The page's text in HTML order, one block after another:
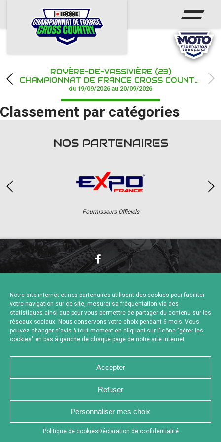
Notre site internet et nos partenaires utilisent des cookies pour faciliter
votre navigation sur ce site, mesurer sa fréquentation via des
statistiques ainsi que pour vous permettre de partager du contenu sur les
réseaux sociaux. Nous conservons votre choix pendant 6 mois. Vous
pouvez changer d'avis à tout moment en cliquant sur l'icône "gérer les
cookies" en bas à gauche de chaque page de notre site internet.
Accepter
Refuser
Personnaliser mes choix
Politique de cookies Déclaration de confidentialité
Appuyez sur le bouton partager en bas de votre
ACCUEIL
ACTUS
CHAMPIONNAT
RÉSULTATS
PHOTOS / WEB TV
PARTENAIRES
ROYÈRE-DE-VASSIVIÈRE (23)
CHAMPIONNAT DE FRANCE CROSS COUNTRY IPONE
du 19/09/2026 au 20/09/2026
Classement par catégories
NOS PARTENAIRES
Fournisseurs Officiels
DÉCLARATION DE CONFIDENTIALITÉ
RÉALISÉ PAR L’AGENCE WEB A3 WEB